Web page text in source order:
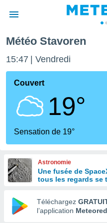
de
en
Météo Stavoren
15:47 Vendredi
Couvert
19°
Sensation de 19°
Astronomie
Une fusée de
tous les regards se
Téléchargez
l’application